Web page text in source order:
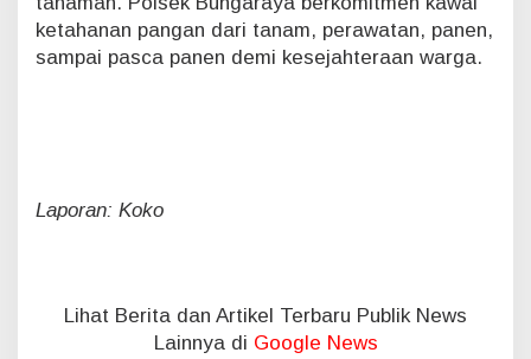
ketahanan pangan dari tanam, perawatan, panen,
sampai pasca panen demi kesejahteraan warga.
Laporan: Koko
Lihat Berita dan Artikel Terbaru Publik News
Lainnya di Google News